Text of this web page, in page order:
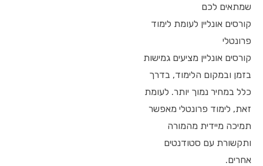
שמתאים לכם
קורסים אונליין לעומת לימוד
פרונטלי
קורסים אונליין מציעים גמישות
בזמן ובמקום הלימוד, בדרך
כלל במחיר נמוך יותר. לעומת
זאת, לימוד פרונטלי מאפשר
תמיכה מיידית מהמורה
ותקשורת עם סטודנטים
אחרים.